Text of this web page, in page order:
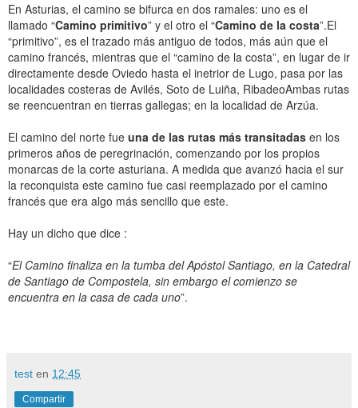
En Asturias, el camino se bifurca en dos ramales: uno es el
llamado “Camino primitivo” y el otro el “Camino de la costa”.El
“primitivo”, es el trazado más antiguo de todos, más aún que el
camino francés, mientras que el “camino de la costa”, en lugar de ir
directamente desde Oviedo hasta el inetrior de Lugo, pasa por las
localidades costeras de Avilés, Soto de Luiña, RibadeoAmbas rutas
se reencuentran en tierras gallegas; en la localidad de Arzúa.
El camino del norte fue una de las rutas más transitadas en los
primeros años de peregrinación, comenzando por los propios
monarcas de la corte asturiana. A medida que avanzó hacia el sur
la reconquista este camino fue casi reemplazado por el camino
francés que era algo más sencillo que este.
Hay un dicho que dice :
“El Camino finaliza en la tumba del Apóstol Santiago, en la Catedral
de Santiago de Compostela, sin embargo el comienzo se
encuentra en la casa de cada uno”.
test en 12:45
Compartir